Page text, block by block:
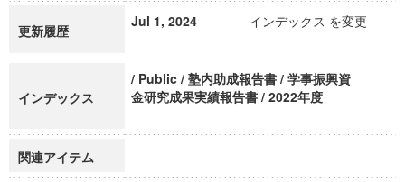
更新履歴
Jul 1, 2024 インデックス を変更
インデックス
/ Public / 塾内助成報告書 / 学事振興資
金研究成果実績報告書 / 2022年度
関連アイテム